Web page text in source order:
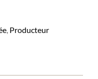
, Producteur